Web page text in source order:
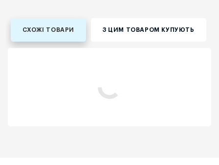
СХОЖІ ТОВАРИ З ЦИМ ТОВАРОМ КУПУЮТЬ